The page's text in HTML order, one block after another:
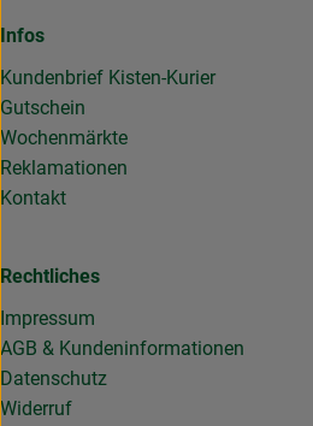
Infos
Kundenbrief Kisten-Kurier
Gutschein
Wochenmärkte
Reklamationen
Kontakt
Rechtliches
Impressum
AGB & Kundeninformationen
Datenschutz
Widerruf